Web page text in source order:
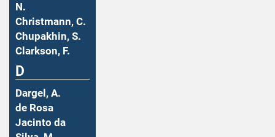
N.
Christmann, C.
Chupakhin, S.
Clarkson, F.
D
Dargel, A.
de Rosa
Jacinto da